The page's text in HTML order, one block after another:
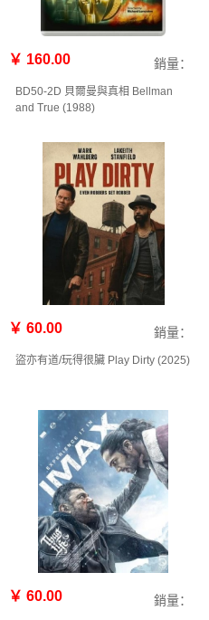
￥ 160.00 銷量：
BD50-2D 貝爾曼與真相 Bellman
and True (1988)
￥ 60.00 銷量：
盜亦有道/玩得很臟 Play Dirty (2025)
￥ 60.00 銷量：